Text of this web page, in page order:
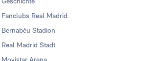
Fanclubs Real Madrid
Bernabéu Stadion
Real Madrid Stadt